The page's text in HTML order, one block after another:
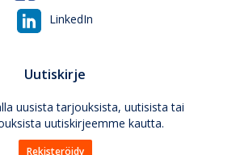
LinkedIn
Uutiskirje
uusista tarjouksista, uutisista tai
uutiskirjeemme kautta.
Rekisteröidy